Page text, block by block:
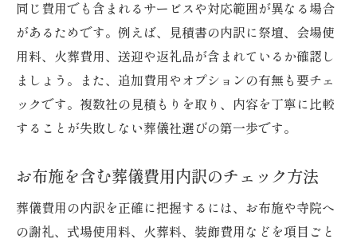
同じ費用でも含まれるサービスや対応範囲が異なる場合
があるためです。例えば、見積書の内訳に祭壇、会場使
用料、火葬費用、送迎や返礼品が含まれているか確認し
ましょう。また、追加費用やオプションの有無も要チェ
ックです。複数社の見積もりを取り、内容を丁寧に比較
することが失敗しない葬儀社選びの第一歩です。
お布施を含む葬儀費用内訳のチェック方法
葬儀費用の内訳を正確に把握するには、お布施や寺院へ
の謝礼、式場使用料、火葬料、装飾費用などを項目ごと